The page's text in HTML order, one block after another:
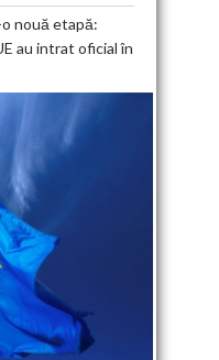
nouă etapă:
au intrat oficial în